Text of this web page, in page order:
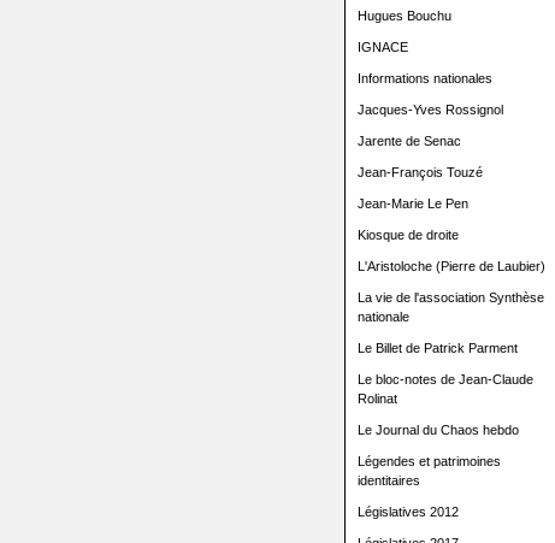
Hugues Bouchu
IGNACE
Informations nationales
Jacques-Yves Rossignol
Jarente de Senac
Jean-François Touzé
Jean-Marie Le Pen
Kiosque de droite
L'Aristoloche (Pierre de Laubier)
La vie de l'association Synthèse
nationale
Le Billet de Patrick Parment
Le bloc-notes de Jean-Claude
Rolinat
Le Journal du Chaos hebdo
Légendes et patrimoines
identitaires
Législatives 2012